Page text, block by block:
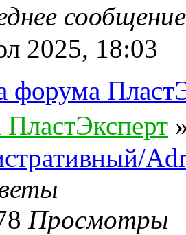
2025, 18:03
форума
ПластЭксперт
Просмотры